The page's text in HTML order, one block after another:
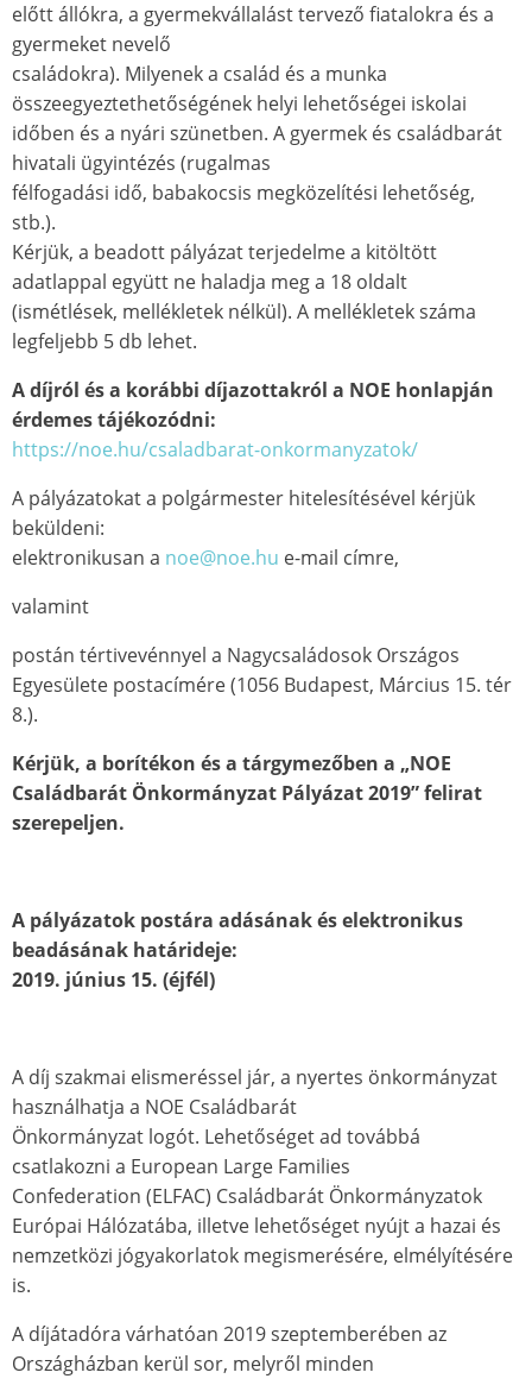
előtt állókra, a gyermekvállalást tervező fiatalokra és a
gyermeket nevelő
családokra). Milyenek a család és a munka
összeegyeztethetőségének helyi lehetőségei iskolai
időben és a nyári szünetben. A gyermek és családbarát
hivatali ügyintézés (rugalmas
félfogadási idő, babakocsis megközelítési lehetőség,
stb.).
Kérjük, a beadott pályázat terjedelme a kitöltött
adatlappal együtt ne haladja meg a 18 oldalt
(ismétlések, mellékletek nélkül). A mellékletek száma
legfeljebb 5 db lehet.
A díjról és a korábbi díjazottakról a NOE honlapján
érdemes tájékozódni:
https://noe.hu/csaladbarat-onkormanyzatok/
A pályázatokat a polgármester hitelesítésével kérjük
beküldeni:
elektronikusan a noe@noe.hu e-mail címre,
valamint
postán tértivevénnyel a Nagycsaládosok Országos
Egyesülete postacímére (1056 Budapest, Március 15. tér
8.).
Kérjük, a borítékon és a tárgymezőben a „NOE
Családbarát Önkormányzat Pályázat 2019” felirat
szerepeljen.
A pályázatok postára adásának és elektronikus
beadásának határideje:
2019. június 15. (éjfél)
A díj szakmai elismeréssel jár, a nyertes önkormányzat
használhatja a NOE Családbarát
Önkormányzat logót. Lehetőséget ad továbbá
csatlakozni a European Large Families
Confederation (ELFAC) Családbarát Önkormányzatok
Európai Hálózatába, illetve lehetőséget nyújt a hazai és
nemzetközi jógyakorlatok megismerésére, elmélyítésére
is.
A díjátadóra várhatóan 2019 szeptemberében az
Országházban kerül sor, melyről minden